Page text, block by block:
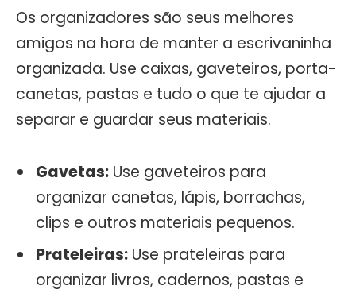
Os organizadores são seus melhores
amigos na hora de manter a escrivaninha
organizada. Use caixas, gaveteiros, porta-
canetas, pastas e tudo o que te ajudar a
separar e guardar seus materiais.
Gavetas: Use gaveteiros para
organizar canetas, lápis, borrachas,
clips e outros materiais pequenos.
Prateleiras: Use prateleiras para
organizar livros, cadernos, pastas e